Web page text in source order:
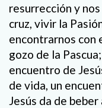
resurrección y
cruz, vivir la
encontrarnos con
gozo de la
encuentro de
de vida, un
Jesús da de